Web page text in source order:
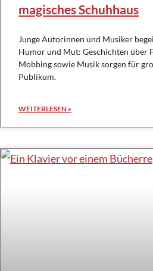
magisches Schuhhaus
Junge Autorinnen und Musiker
Humor und Mut: Geschichten über
Mobbing sowie Musik sorgen für
Publikum.
WEITERLESEN »